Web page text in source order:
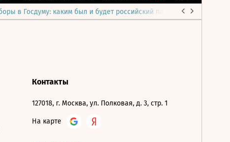
в Госдуму: каким был и будет российский парламент
Контакты
127018, г. Москва, ул. Полковая, д. 3, стр. 1
На карте